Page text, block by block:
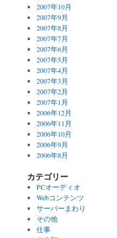
2007年10月
2007年9月
2007年8月
2007年7月
2007年6月
2007年5月
2007年4月
2007年3月
2007年2月
2007年1月
2006年12月
2006年11月
2006年10月
2006年9月
2006年8月
カテゴリー
PCオーディオ
Webコンテンツ
サーバーまわり
その他
仕事